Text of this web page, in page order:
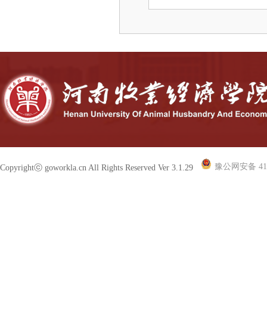
Copyrightⓒ goworkla.cn All Rights Reserved Ver 3.1.29 豫公网安备